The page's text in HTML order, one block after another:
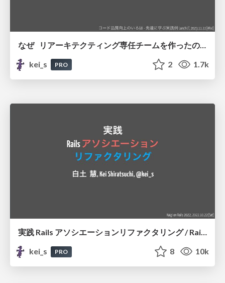
kei_s
PRO 2 1.7k
実践 Rails アソシエーションリファクタリング / Rails association refactoring in practice
kei_s
PRO 8 10k